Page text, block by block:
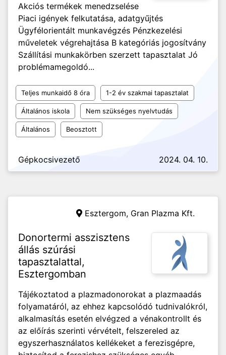
Akciós termékek menedzselése
Piaci igények felkutatása, adatgyűjtés
Ügyfélorientált munkavégzés Pénzkezelési
műveletek végrehajtása B kategóriás jogosítvány
Szállítási munkakörben szerzett tapasztalat Jó
problémamegoldó...
Teljes munkaidő 8 óra 1-2 év szakmai tapasztalat
Általános iskola Nem szükséges nyelvtudás
Általános Beosztott
Gépkocsivezető 2024. 04. 10.
Esztergom, Gran Plazma Kft.
Donortermi asszisztens
állás szúrási
tapasztalattal,
Esztergomban
Tájékoztatod a plazmadonorokat a plazmaadás
folyamatáról, az ehhez kapcsolódó tudnivalókról,
alkalmasítás esetén elvégzed a vénakontrollt és
az előírás szerinti vérvételt, felszereled az
egyszerhasználatos kellékeket a ferezisgépre,